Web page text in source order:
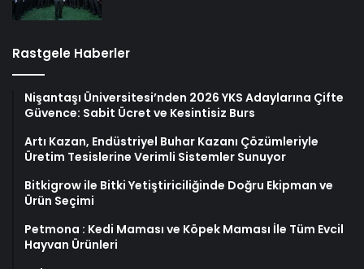
Rastgele Haberler
Nişantaşı Üniversitesi’nden 2026 YKS Adaylarına Çifte
Güvence: Sabit Ücret ve Kesintisiz Burs
Artı Kazan, Endüstriyel Buhar Kazanı Çözümleriyle
Üretim Tesislerine Verimli Sistemler Sunuyor
Bitkigrow ile Bitki Yetiştiriciliğinde Doğru Ekipman ve
Ürün Seçimi
Petmona : Kedi Maması ve Köpek Maması İle Tüm Evcil
Hayvan Ürünleri